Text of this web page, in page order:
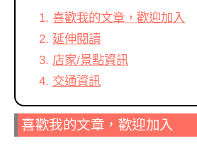
喜歡我的文章，歡迎加入
延伸閱讀
店家/景點資訊
交通資訊
喜歡我的文章，歡迎加入